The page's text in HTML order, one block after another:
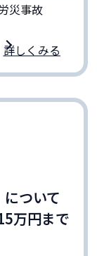
災事故
詳しくみる
ついて
万円まで